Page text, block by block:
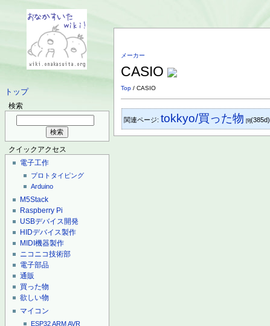
トップ
検索
クイックアクセス
電子工作
プロトタイピング
Arduino
M5Stack
Raspberry Pi
USBデバイス開発
HIDデバイス製作
MIDI機器製作
ニコニコ技術部
電子部品
通販
買った物
欲しい物
マイコン
ESP32ARMAVR
メーカー
CASIO
Top / CASIO
関連ページ:tokkyo/買った物 [9](385d)